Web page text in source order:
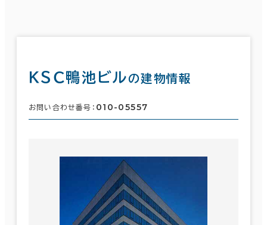
ＫＳＣ鴨池ビルの建物情報
お問い合わせ番号： 010-05557